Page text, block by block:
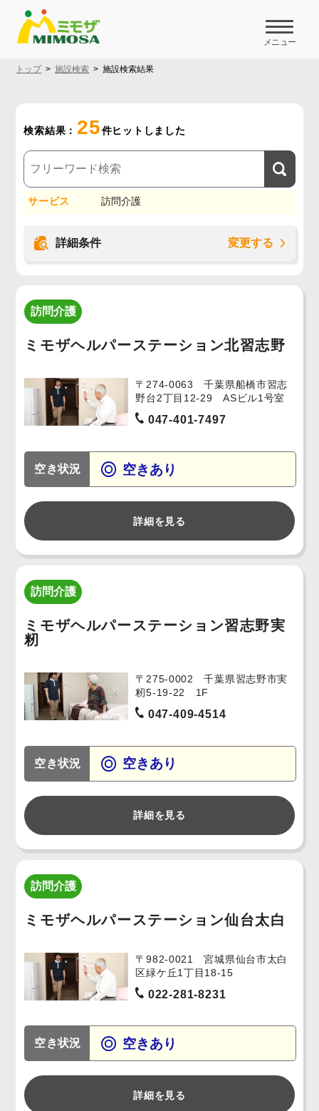
メニュー
トップ 施設検索 施設検索結果
検索結果： 25件ヒットしました
サービス 訪問介護
詳細条件 変更する
訪問介護
ミモザヘルパーステーション北習志野
〒274-0063 千葉県船橋市習志
野台2丁目12-29 ASビル1号室
047-401-7497
空き状況 空きあり
詳細を見る
訪問介護
ミモザヘルパーステーション習志野実
籾
〒275-0002 千葉県習志野市実
籾5-19-22 1F
047-409-4514
空き状況 空きあり
詳細を見る
訪問介護
ミモザヘルパーステーション仙台太白
〒982-0021 宮城県仙台市太白
区緑ケ丘1丁目18-15
022-281-8231
空き状況 空きあり
詳細を見る